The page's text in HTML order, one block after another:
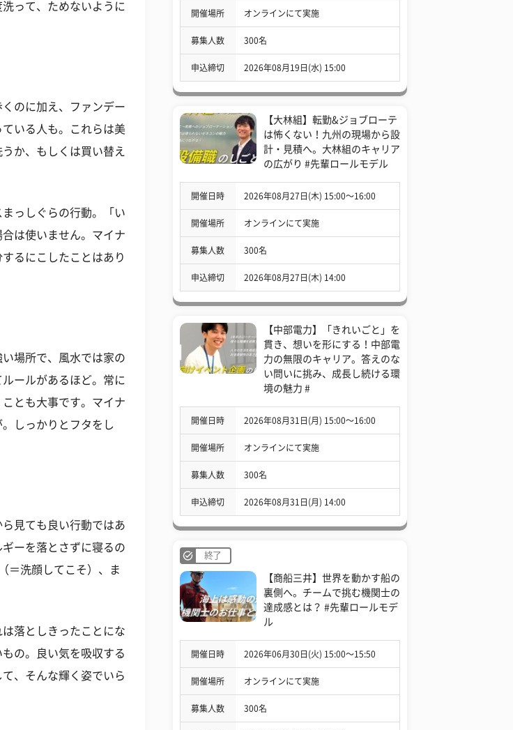
って、ためないように
のに加え、ファンデー
いる人も。これらは美
か、もしくは買い替え
っしぐらの行動。「い
は使いません。マイナ
るにこしたことはあり
場所で、風水では家の
ールがあるほど。常に
とも大事です。マイナ
しっかりとフタをし
見ても良い行動ではあ
ーを落とさずに寝るの
＝洗顔してこそ）、ま
落としきったことにな
の。良い気を吸収する
、そんな輝く姿でいら
開催場所 オンラインにて実施
募集人数 300名
申込締切 2026年08月19日(水) 15:00
【大林組】転勤&ジョブローテ
は怖くない！九州の現場から設
計・見積へ。大林組のキャリア
の広がり #先輩ロールモデル
開催日時 2026年08月27日(木) 15:00〜16:00
開催場所 オンラインにて実施
募集人数 300名
申込締切 2026年08月27日(木) 14:00
【中部電力】「きれいごと」を
貫き、想いを形にする！中部電
力の無限のキャリア。答えのな
い問いに挑み、成長し続ける環
境の魅力 #
開催日時 2026年08月31日(月) 15:00〜16:00
開催場所 オンラインにて実施
募集人数 300名
申込締切 2026年08月31日(月) 14:00
終了
【商船三井】世界を動かす船の
裏側へ。チームで挑む機関士の
達成感とは？ #先輩ロールモデ
ル
開催日時 2026年06月30日(火) 15:00〜15:50
開催場所 オンラインにて実施
募集人数 300名